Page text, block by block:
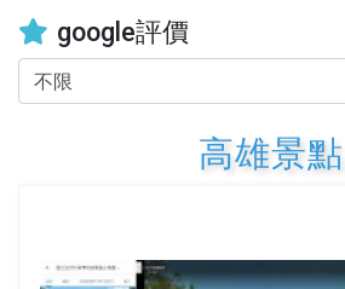
google評價
高雄景點